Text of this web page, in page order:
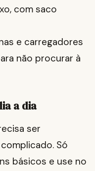
com saco
e carregadores
não procurar à
a dia
ser
Só
básicos e use no